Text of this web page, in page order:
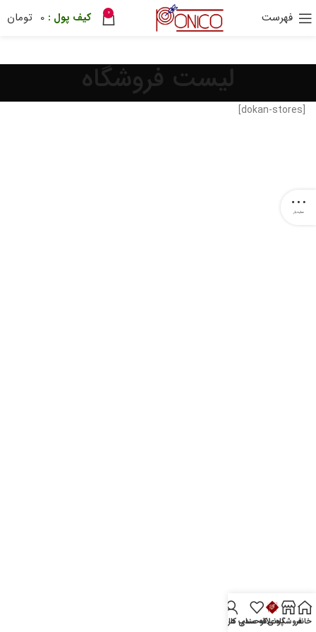
فهرست 0
0 تومان
لیست فروشگاه
[dokan-stores]
30 هزار تومان
ترب پی
سایدبار
خانهفروشگاهپونی‌کو
علاقه مندی ها
حساب کاربری من